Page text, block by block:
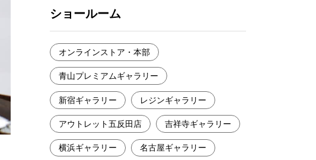
ショールーム
オンラインストア・本部
青山プレミアムギャラリー
新宿ギャラリー レジンギャラリー
アウトレット五反田店 吉祥寺ギャラリー
横浜ギャラリー 名古屋ギャラリー